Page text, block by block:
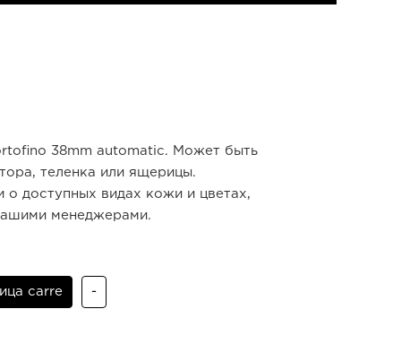
38mm automatic. Может быть
теленка или ящерицы.
доступных видах кожи и цветах,
менеджерами.
carre -